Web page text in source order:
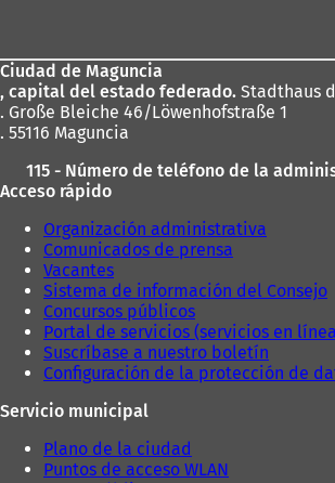
pies
Ciudad de Maguncia
, capital del estado federado. Stadthaus
. Große Bleiche 46/Löwenhofstraße 1
. 55116 Maguncia
115 - Número de teléfono de la
Acceso rápido
Organización administrativa
Comunicados de prensa
Vacantes
Sistema de información del Consejo
Concursos públicos
Portal de servicios (servicios en
Suscríbase a nuestro boletín
Configuración de la protección de
Servicio municipal
Plano de la ciudad
Puntos de acceso WLAN